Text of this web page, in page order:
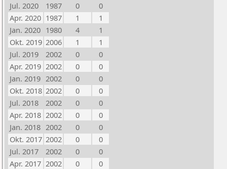
Jul. 2020
1987 0
0
Apr. 2020 1987 1
1
Jan. 2020 1980 4
1
Okt. 2019 2006 1
1
Jul. 2019
2002 0
0
Apr. 2019 2002 0
0
Jan. 2019 2002 0
0
Okt. 2018 2002 0
0
Jul. 2018
2002 0
0
Apr. 2018 2002 0
0
Jan. 2018 2002 0
0
Okt. 2017 2002 0
0
Jul. 2017
2002 0
0
Apr. 2017 2002 0
0